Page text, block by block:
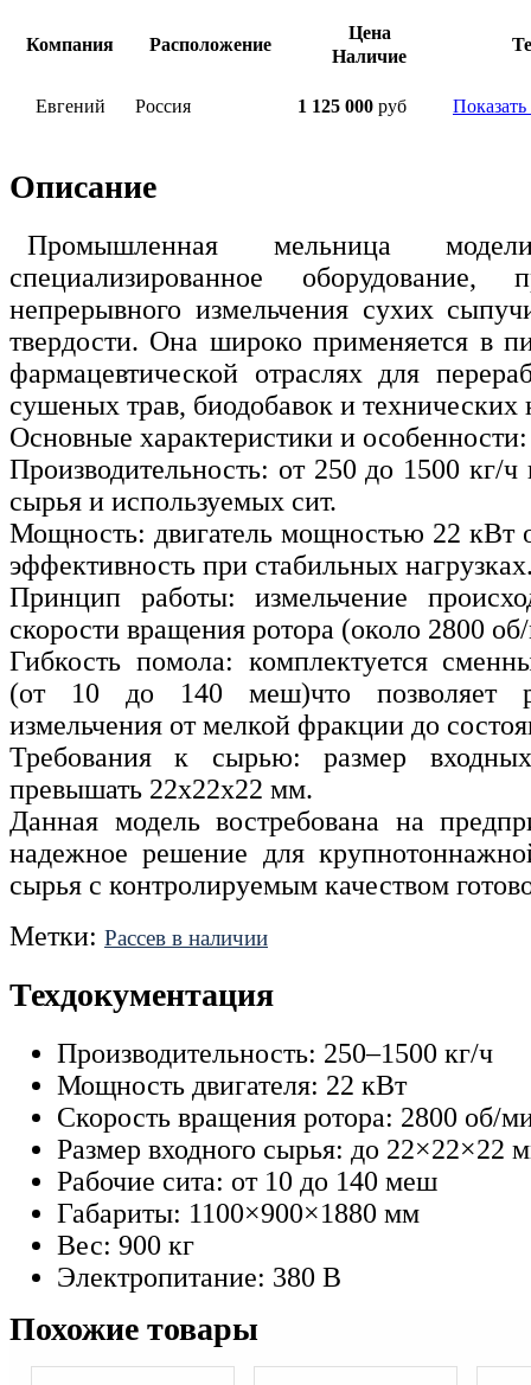
Компания Расположение
Цена
Наличие
Евгений Россия 1 125 000 руб
Описание
Промышленная мельница
специализированное оборудование,
непрерывного измельчения сухих
твердости. Она широко применяется в
фармацевтической отраслях для
сушеных трав, биодобавок и технических
Основные характеристики и особенности:
Производительность: от 250 до 1500 кг/ч
сырья и используемых сит.
Мощность: двигатель мощностью 22 кВт
эффективность при стабильных
Принцип работы: измельчение
скорости вращения ротора (около 2800
Гибкость помола: комплектуется
(от 10 до 140 меш)что позволяет
измельчения от мелкой фракции до
Требования к сырью: размер
превышать 22х22х22 мм.
Данная модель востребована на
надежное решение для
сырья с контролируемым качеством
Метки: Рассев в наличии
Техдокументация
Производительность: 250–1500 кг/ч
Мощность двигателя: 22 кВт
Скорость вращения ротора: 2800 об/
Размер входного сырья: до 22×22×22
Рабочие сита: от 10 до 140 меш
Габариты: 1100×900×1880 мм
Вес: 900 кг
Электропитание: 380 В
Похожие товары